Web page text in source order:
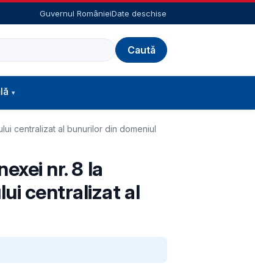
Guvernul RomânieiDate deschise
centralizat al bunurilor din domeniul
nr. 8 la
centralizat al